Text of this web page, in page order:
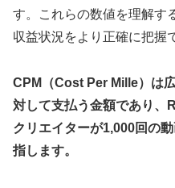
す。これらの数値を理解す
収益状況をより正確に把握
CPM（Cost Per Mille）は
対して支払う金額であり、
クリエイターが1,000回の
指します。